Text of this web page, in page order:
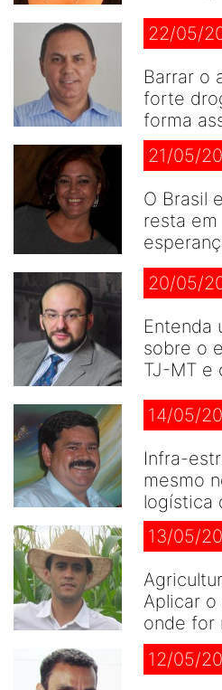
22/05/
Barrar o
forte
forma
21/05/
O Brasil
resta
20/05/
Entenda
sobre o
TJ-MT e
14/05/
Infra-
mesmo
logística
13/05/
Aplicar
onde for
12/05/